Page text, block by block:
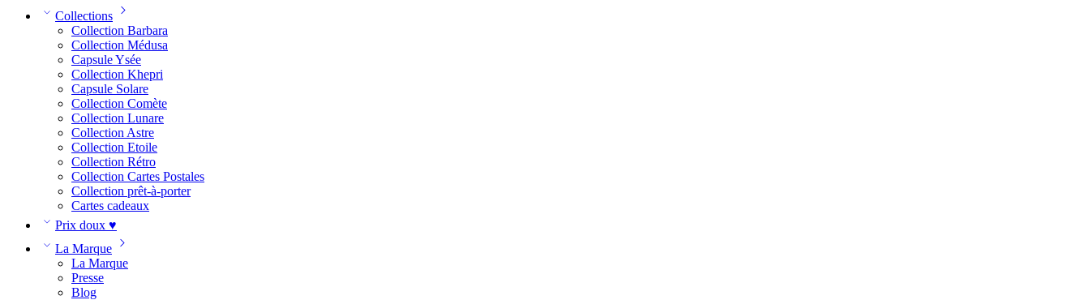
Collections
Collection Barbara
Collection Médusa
Capsule Ysée
Collection Khepri
Capsule Solare
Collection Comète
Collection Lunare
Collection Astre
Collection Etoile
Collection Rétro
Collection Cartes Postales
Collection prêt-à-porter
Cartes cadeaux
Prix doux ♥
La Marque
La Marque
Presse
Blog